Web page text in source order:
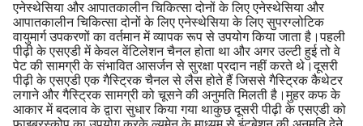
एनेस्थेसिया और आपातकालीन चिकित्सा दोनों के लिए एनेस्थेसिया और
आपातकालीन चिकित्सा दोनों के लिए एनेस्थेसिया के लिए सुपरग्लोटिक
वायुमार्ग उपकरणों का वर्तमान में व्यापक रूप से उपयोग किया जाता है।पहली
पीढ़ी के एसएडी में केवल वेंटिलेशन चैनल होता था और अगर उल्टी हुई तो वे
पेट की सामग्री के संभावित आसर्जन से सुरक्षा प्रदान नहीं करते थे।दूसरी
पीढ़ी के एसएडी एक गैस्ट्रिक चैनल से लैस होते हैं जिससे गैस्ट्रिक कैथेटर
लगाने और गैस्ट्रिक सामग्री को चूसने की अनुमति मिलती है।मुहर कफ के
आकार में बदलाव के द्वारा सुधार किया गया थाकुछ दूसरी पीढ़ी के एसएडी को